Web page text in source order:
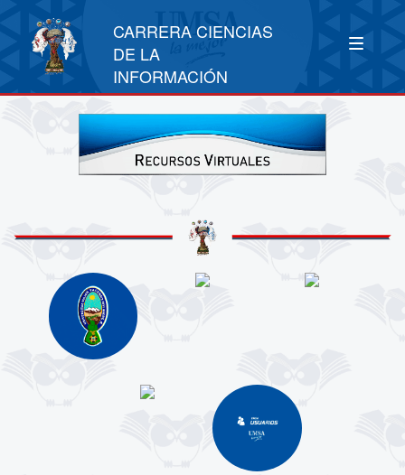
CARRERA CIENCIAS
DE LA
INFORMACIÓN